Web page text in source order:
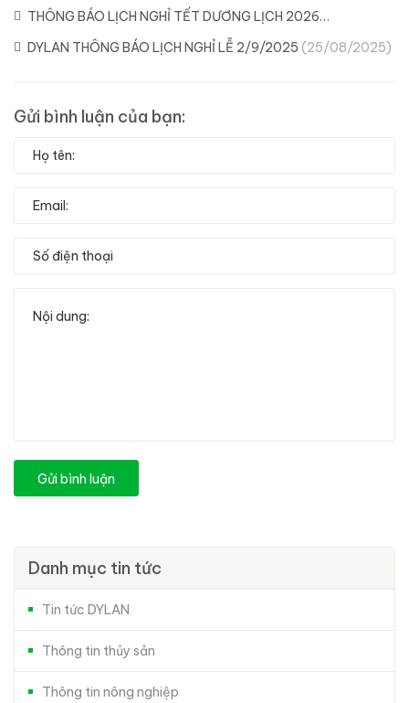
THÔNG BÁO LỊCH NGHỈ TẾT DƯƠNG LỊCH 2026
(29/12/2025)
DYLAN THÔNG BÁO LỊCH NGHỈ LỄ 2/9/2025 (25/08/2025)
Gửi bình luận của bạn:
Gửi bình luận
Danh mục tin tức
Tin tức DYLAN
Thông tin thủy sản
Thông tin nông nghiệp